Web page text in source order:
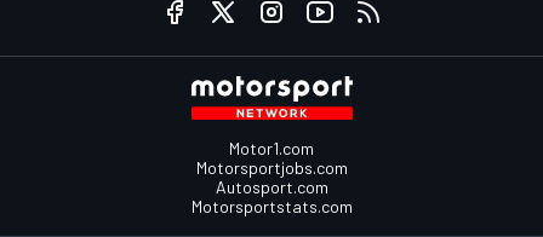
Motor1.com
Motorsportjobs.com
Autosport.com
Motorsportstats.com